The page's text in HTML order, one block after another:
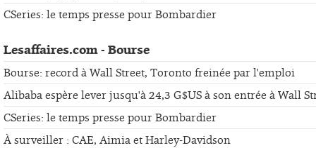
CSeries: le temps presse pour Bombardier
Lesaffaires.com - Bourse
Bourse: record à Wall Street, Toronto freinée par l'emploi
Alibaba espère lever jusqu'à 24,3 G$US à son entrée à Wall
CSeries: le temps presse pour Bombardier
À surveiller : CAE, Aimia et Harley-Davidson